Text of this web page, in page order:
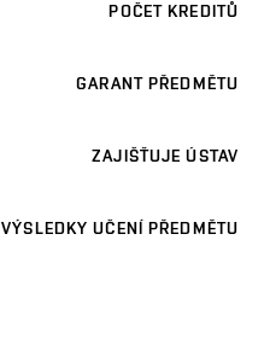
POČET KREDITŮ
GARANT PŘEDMĚTU
ZAJIŠŤUJE ÚSTAV
VÝSLEDKY UČENÍ PŘEDMĚTU